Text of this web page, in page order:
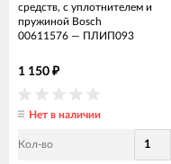
средств, с уплотнителем и
пружиной Bosch
00611576 — ПЛИП093
1 150 ₽
Нет в наличии
Кол-во